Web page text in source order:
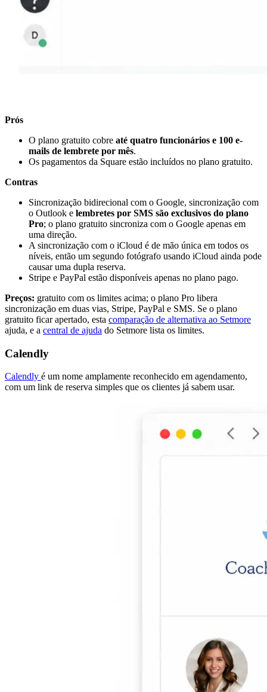
Prós
O plano gratuito cobre até quatro funcionários e 100 e-
mails de lembrete por mês.
Os pagamentos da Square estão incluídos no plano gratuito.
Contras
Sincronização bidirecional com o Google, sincronização com
o Outlook e lembretes por SMS são exclusivos do plano
Pro; o plano gratuito sincroniza com o Google apenas em
uma direção.
A sincronização com o iCloud é de mão única em todos os
níveis, então um segundo fotógrafo usando iCloud ainda pode
causar uma dupla reserva.
Stripe e PayPal estão disponíveis apenas no plano pago.
Preços: gratuito com os limites acima; o plano Pro libera
sincronização em duas vias, Stripe, PayPal e SMS. Se o plano
gratuito ficar apertado, esta comparação de alternativa ao Setmore
ajuda, e a central de ajuda do Setmore lista os limites.
Calendly
Calendly é um nome amplamente reconhecido em agendamento,
com um link de reserva simples que os clientes já sabem usar.